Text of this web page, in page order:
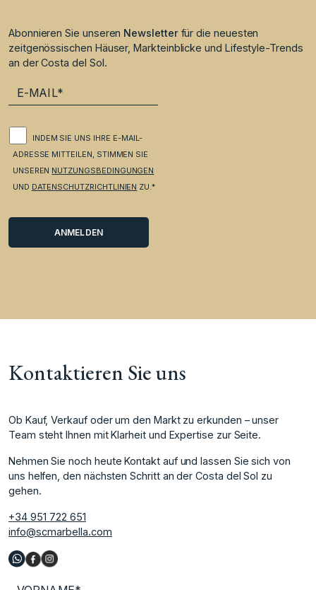
Abonnieren Sie unseren Newsletterfür die neuesten
zeitgenössischen Häuser, Markteinblicke und Lifestyle-Trends
an der Costa del Sol.
INDEM SIE UNS IHRE E-MAIL-
ADRESSE MITTEILEN, STIMMEN SIE
UNSEREN NUTZUNGSBEDINGUNGEN
UND DATENSCHUTZRICHTLINIEN ZU.*
Kontaktieren Sie uns
Ob Kauf, Verkauf oder um den Markt zu erkunden – unser
Team steht Ihnen mit Klarheit und Expertise zur Seite.
Nehmen Sie noch heute Kontakt auf und lassen Sie sich von
uns helfen, den nächsten Schritt an der Costa del Sol zu
gehen.
+34 951 722 651
info@scmarbella.com